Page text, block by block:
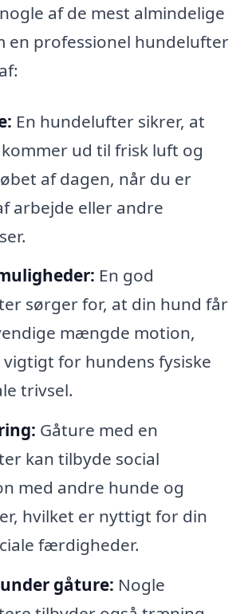
af de mest almindelige
en professionel hundelufter
En hundelufter sikrer, at
ud til frisk luft og
af dagen, når du er
arbejde eller andre
En god
sørger for, at din hund får
mængde motion,
for hundens fysiske
trivsel.
Gåture med en
kan tilbyde social
med andre hunde og
hvilket er nyttigt for din
færdigheder.
gåture: Nogle